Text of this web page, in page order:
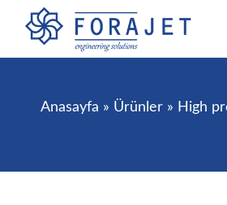
Anasayfa » Ürünler » High